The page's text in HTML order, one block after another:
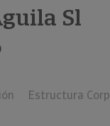
Sl
Estructura